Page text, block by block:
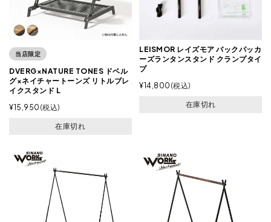
当店限定
DVERG×NATURE TONES ドベル
グ×ネイチャートーンズ リトルブレ
イクスタンド L
¥15,950 税込
在庫切れ
LEISMOR レイズモア バックパッカ
ーズランタンスタンド クランプタイ
プ
¥14,800 税込
在庫切れ